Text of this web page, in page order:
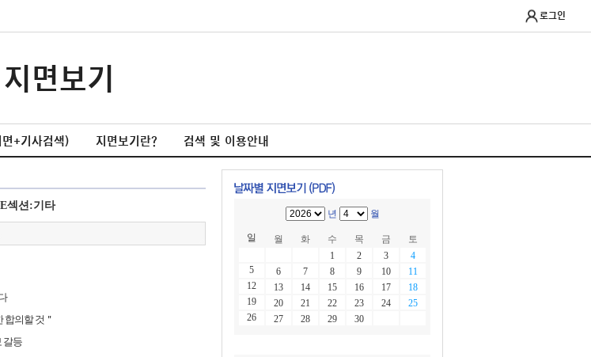
로그인
지면보기
+기사검색) 지면보기란? 검색 및 이용안내
E섹션:기타
합의할 것＂
갈등